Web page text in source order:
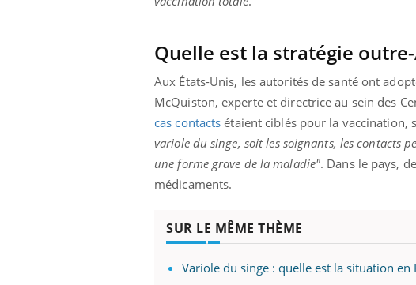
Quelle est la stratégie
Aux États-Unis, les autorités de santé ont
McQuiston, experte et directrice au sein des
cas contacts étaient ciblés pour la vaccination,
variole du singe, soit les soignants, les contacts
une forme grave de la maladie". Dans le pays,
médicaments.
SUR LE MÊME THÈME
Variole du singe : quelle est la situation en